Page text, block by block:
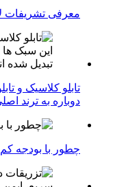
معرفی تشریفات
تابلو کلاسیک و
دوباره به ترند
چطور با بودجه